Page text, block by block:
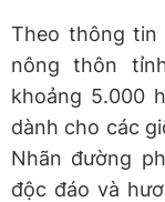
Theo thông tin
nông thôn
khoảng 5.000
dành cho các
Nhãn đường
độc đáo và